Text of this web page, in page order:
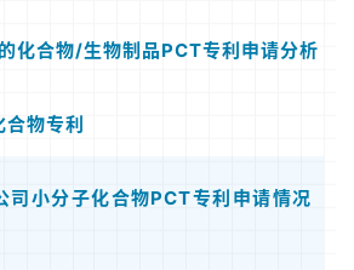
化合物/生物制品PCT专利申请分析
物专利
司小分子化合物PCT专利申请情况